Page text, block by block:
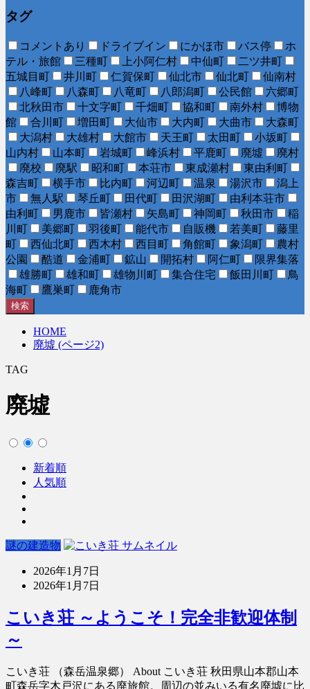
タグ
コメントあり ドライブイン にかほ市 バス停
ホ
テル・旅館
三種町 上小阿仁村 中仙町
二ツ井町
五城目町
井川町 仁賀保町 仙北市 仙北町
仙南村
八峰町
八森町 八竜町 八郎潟町 公民館
六郷町
北秋田市
十文字町 千畑町 協和町 南外村
博物
館
合川町 増田町 大仙市 大内町 大曲市
大森町
大潟村
大雄村 大館市 天王町 太田町
小坂町
山内村
山本町 岩城町 峰浜村 平鹿町 廃墟
廃村
廃校
廃駅 昭和町 本荘市 東成瀬村
東由利町
森吉町
横手市 比内町 河辺町 温泉 湯沢市
潟上
市
無人駅 琴丘町 田代町 田沢湖町
由利本荘市
由利町
男鹿市 皆瀬村 矢島町 神岡町 秋田市
稲
川町
美郷町 羽後町 能代市 自販機 若美町
藤里
町
西仙北町 西木村 西目町 角館町 象潟町
農村
公園
酷道 金浦町 鉱山 開拓村 阿仁町
限界集落
雄勝町
雄和町 雄物川町 集合住宅 飯田川町
鳥
海町
鷹巣町 鹿角市
検索
HOME
廃墟 (ページ2)
TAG
廃墟
新着順
人気順
謎の建造物
2026年1月7日
2026年1月7日
こいき荘 ～ようこそ！完全非歓迎体制
～
こいき荘 （森岳温泉郷） About こいき荘 秋田県山本郡山本
町森岳字木戸沢にある廃旅館。周辺の並みいる有名廃墟に比